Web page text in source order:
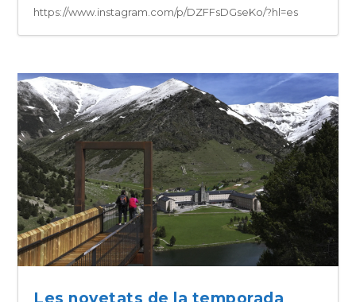
https://www.instagram.com/p/DZFFsDGseKo/?hl=es
Les novetats de la temporada